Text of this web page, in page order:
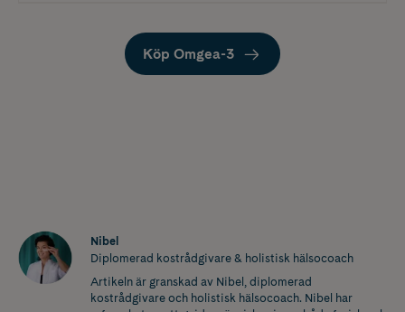
Köp Omgea-3
Nibel
Diplomerad kostrådgivare & holistisk hälsocoach
Artikeln är granskad av Nibel, diplomerad
kostrådgivare och holistisk hälsocoach. Nibel har